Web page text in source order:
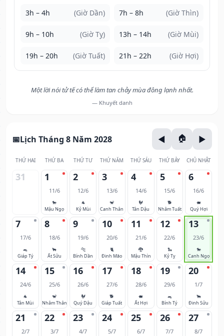
3h – 4h (Giờ Dần) 7h – 8h (Giờ Thìn)
9h – 10h (Giờ Tỵ) 13h – 14h (Giờ Mùi)
19h – 20h (Giờ Tuất) 21h – 22h (Giờ Hợi)
Một lời nói tử tế có thể làm tan chảy mùa đông lạnh nhất.
— Khuyết danh
Lịch Tháng 8 Năm 2028
THỨ HAI THỨ BA THỨ TƯ THỨ NĂM THỨ SÁU THỨ BẢY CHỦ NHẬT
31 1
11/6
🐎
Mậu Ngọ
2
12/6
🐐
Kỷ Mùi
3
13/6
🐒
Canh Thân
4
14/6
🐓
Tân Dậu
5
15/6
🐕
Nhâm Tuất
6
16/6
🐖
Quý Hợi
7
17/6
🐀
Giáp Tý
8
18/6
🐂
Ất Sửu
9
19/6
🐅
Bính Dần
10
20/6
🐈
Đinh Mão
11
21/6
🐉
Mậu Thìn
12
22/6
🐍
Kỷ Tỵ
13
23/6
🐎
Canh Ngọ
14
24/6
🐐
Tân Mùi
15
25/6
🐒
Nhâm Thân
16
26/6
🐓
Quý Dậu
17
27/6
🐕
Giáp Tuất
18
28/6
🐖
Ất Hợi
19
29/6
🐀
Bính Tý
20
1/7
🐂
Đinh Sửu
21
2/7
22
3/7
23
4/7
24
5/7
25
6/7
26
7/7
27
8/7